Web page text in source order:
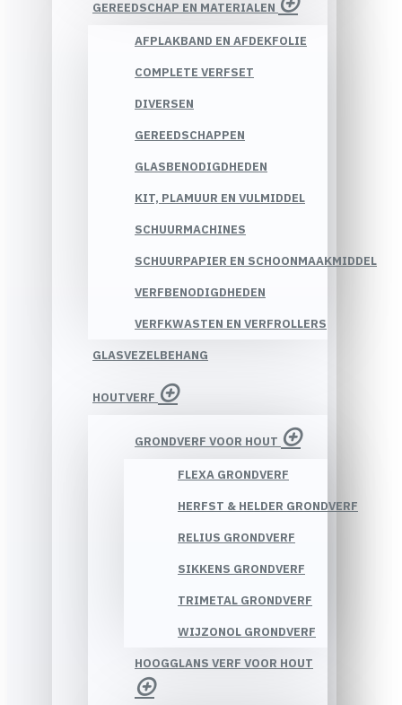
GEREEDSCHAP EN MATERIALEN
AFPLAKBAND EN AFDEKFOLIE
COMPLETE VERFSET
DIVERSEN
GEREEDSCHAPPEN
GLASBENODIGDHEDEN
KIT, PLAMUUR EN VULMIDDEL
SCHUURMACHINES
SCHUURPAPIER EN SCHOONMAAKMIDDEL
VERFBENODIGDHEDEN
VERFKWASTEN EN VERFROLLERS
GLASVEZELBEHANG
HOUTVERF
GRONDVERF VOOR HOUT
FLEXA GRONDVERF
HERFST & HELDER GRONDVERF
RELIUS GRONDVERF
SIKKENS GRONDVERF
TRIMETAL GRONDVERF
WIJZONOL GRONDVERF
HOOGGLANS VERF VOOR HOUT